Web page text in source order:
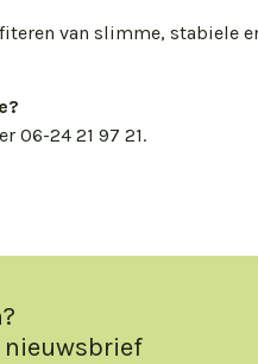
van slimme, stabiele
06-24 21 97 21.
nieuwsbrief